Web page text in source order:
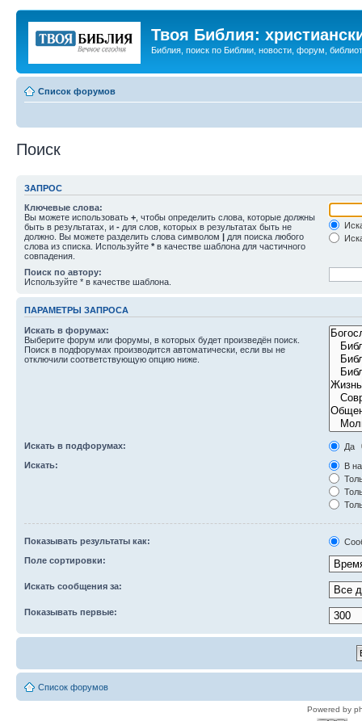
Твоя Библия:
Библия, поиск по Библии, новости, форум,
Список форумов
Поиск
ЗАПРОС
Ключевые слова:
Вы можете использовать + , чтобы определить слова, которые должны
быть в результатах, и - для слов, которых в результатах быть не
должно. Вы можете разделить слова символом | для поиска любого
слова из списка. Используйте * в качестве шаблона для частичного
совпадения.
Поиск по автору:
Используйте * в качестве шаблона.
ПАРАМЕТРЫ ЗАПРОСА
Искать в форумах:
Выберите форум или форумы, в которых будет произведён поиск.
Поиск в подфорумах производится автоматически, если вы не
отключили соответствующую опцию ниже.
Искать в подфорумах:
Да
Искать:
В
Показывать результаты как:
Поле сортировки:
Искать сообщения за:
Показывать первые:
Список форумов
Powered by